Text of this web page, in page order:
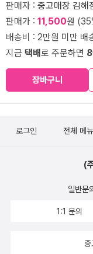
판매자 : 중고매장 김해
판매가 : 11,500원
배송비 : 2만원 미만 배
지금 택배로 주문하면
장바구니
로그인 전체 메뉴
(
일반문
1:1 문의